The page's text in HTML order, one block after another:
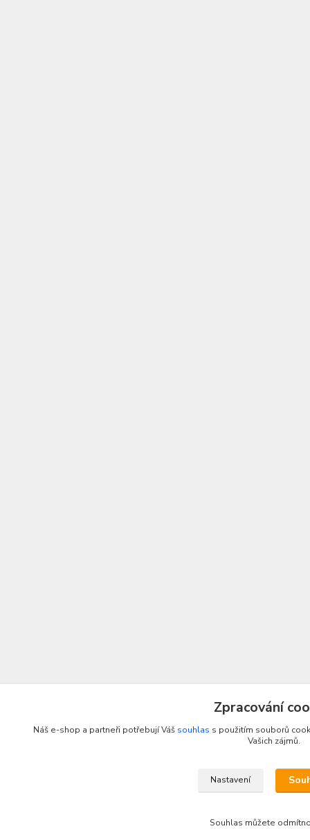
Zpracování
Náš e-shop a partneři potřebují Váš souhlas s použitím souborů
Vašich zájmů.
Nastavení
Souhlas můžete